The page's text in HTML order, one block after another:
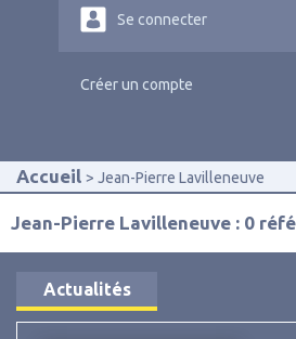
Se connecter
Créer un compte
Accueil Jean-Pierre Lavilleneuve
Jean-Pierre Lavilleneuve : 0
Actualités